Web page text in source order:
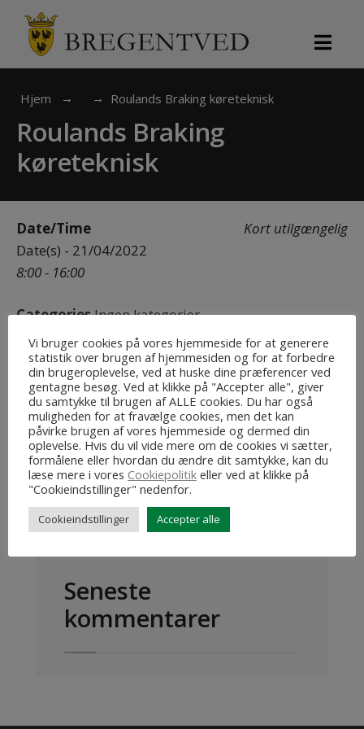
Skip
content
Hjem Roulands Braking køreteknisk
Roulands Braking
køreteknisk
Kort utilgængelig
Date/Time
Date(s) - 21/04/2022
8:00 - 16:00
CategoriesIngen kategorier
Search
for:
Search
Seneste
kommentarer
Search
for:
Vi bruger cookies på vores hjemmeside for at generere
statistik over brugen af hjemmesiden og for at forbedre
din brugeroplevelse, ved at huske dine præferencer ved
gentagne besøg. Ved at klikke på "Accepter alle", giver
du samtykke til brugen af ALLE cookies. Du har også
muligheden for at fravælge cookies, men det kan
påvirke brugen af vores hjemmeside og dermed din
oplevelse. Hvis du vil vide mere om de cookies vi sætter,
formålene eller hvordan du ændre dit samtykke, kan du
læse mere i vores Cookiepolitik eller ved at klikke på
"Cookieindstillinger" nedenfor.
Cookieindstillinger Accepter alle